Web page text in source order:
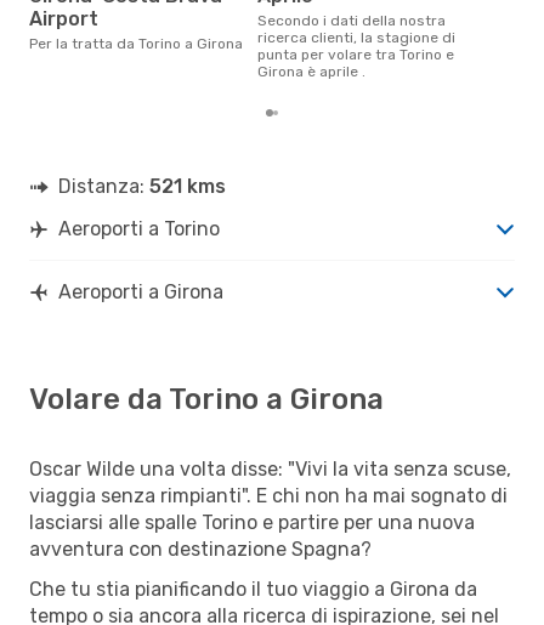
Airport
Per la tratta da Torino a Girona
Secondo i dati della nostra
ricerca clienti, la stagione di
punta per volare tra Torino e
Girona è aprile .
Distanza: 521 kms
Aeroporti a Torino
Aeroporti a Girona
Volare da Torino a Girona
Oscar Wilde una volta disse: "Vivi la vita senza scuse,
viaggia senza rimpianti". E chi non ha mai sognato di
lasciarsi alle spalle Torino e partire per una nuova
avventura con destinazione Spagna?
Che tu stia pianificando il tuo viaggio a Girona da
tempo o sia ancora alla ricerca di ispirazione, sei nel